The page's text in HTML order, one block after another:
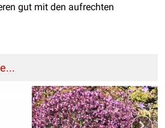
gut mit den aufrechten